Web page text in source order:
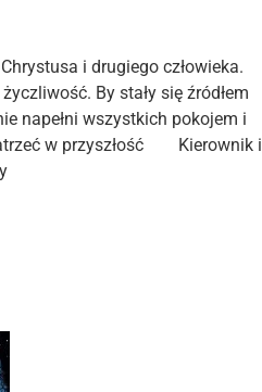
i drugiego człowieka.
By stały się źródłem
napełni wszystkich pokojem i
w przyszłość Kierownik i